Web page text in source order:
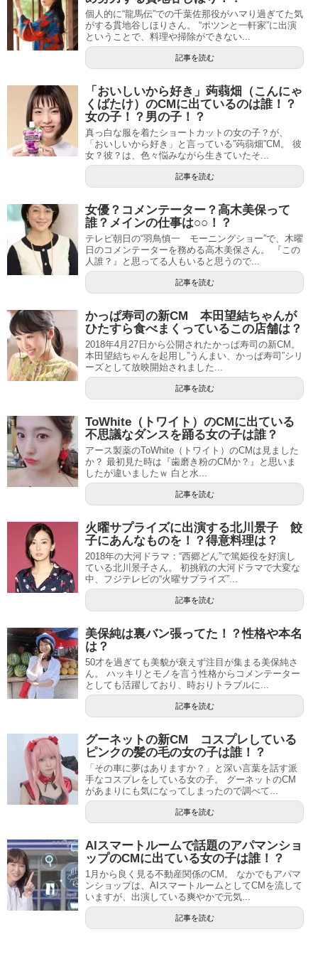
個人的に“龍馬伝”での千葉佐那役がハマり過ぎてた気
がする貫地谷しほりさん。 “ポツンと一軒家”に出演
ということで、料理や掃除ができない...
記事を読む
「おいしいから好き」蒟蒻畑（こんにゃ
くばたけ）のCMに出ているのは誰！？
女の子！？男の子！？
真っ白な服を着たショートカットの女の子？が、
「おいしいから好き」と言っている”蒟蒻畑”CM。 彼
女？彼？は、色々悩みながら生きていたそ...
記事を読む
女優？コメンテーター？高木美保って
誰？メインの仕事は○○！？
テレビ朝日の“羽鳥慎一 モーニングショー”で、木曜
日のコメンテーターを務める高木美保さん。 『この
人誰？』と思ってる人もいると思うので...
記事を読む
かっぱ寿司の新CM 本田望結ちゃんが
ひたすら食べまくっているこの店舗は？
2018年4月27日から公開されたかっぱ寿司の新CM。
本田望結ちゃんを起用し”うんまい、かっぱ寿司”シリ
ーズとして放映開始されました...
記事を読む
ToWhite（トワイト）のCMに出ている
不思議なダンスを踊る女の子は誰？
アース製薬のToWhite（トワイト）のCMは見ました
か？ 最初見た時は『歯磨き粉のCMか？』と思いま
したが違いましたｗ 白と水...
記事を読む
火曜サプライズに出演する北川景子 餃
子にあんなものを！？得意料理は？
2018年の大河ドラマ：“西郷どん”で篤姫役を好演し
ている北川景子さん。 初挑戦の大河ドラマで大変な
中、フジテレビの“火曜サプライズ”...
記事を読む
美保純は裏バン張ってた！？性格や本名
は？
50才を過ぎても美貌が衰えず注目が集まる美保純さ
ん。 ハッキリとモノを言う性格からコメンテーター
としても活躍しており、時おりトラブルに...
記事を読む
グーネットの新CM コスプレしている
ピンクの髪の毛の女の子は誰！？
「その車に夢はありますか？」と深い言葉を話す派
手なコスプレをしている女の子。 グーネットのCM
があまりにも気になってしまったので調べて...
記事を読む
AIスマートルームで話題のアパマンショ
ップのCMに出ている女の子は誰！？
1月から良く見る不動産関係のCM。 なかでもアパマ
ンショップは、AIスマートルームとしてCMを流して
いますが、出演している爽やかで元気...
記事を読む